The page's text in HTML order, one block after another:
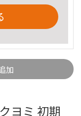
加
ヨミ 初期